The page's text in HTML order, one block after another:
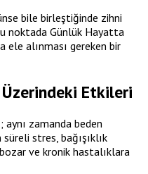
bile birleştiğinde zihni
noktada Günlük Hayatta
ele alınması gereken bir
Etkileri
zamanda beden
stres, bağışıklık
ve kronik hastalıklara